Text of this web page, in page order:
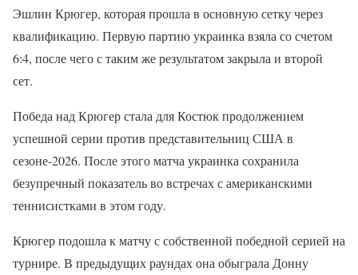
Эшлин Крюгер, которая прошла в основную сетку через
квалификацию. Первую партию украинка взяла со счетом
6:4, после чего с таким же результатом закрыла и второй
сет.
Победа над Крюгер стала для Костюк продолжением
успешной серии против представительниц США в
сезоне-2026. После этого матча украинка сохранила
безупречный показатель во встречах с американскими
теннисистками в этом году.
Крюгер подошла к матчу с собственной победной серией на
турнире. В предыдущих раундах она обыграла Донну